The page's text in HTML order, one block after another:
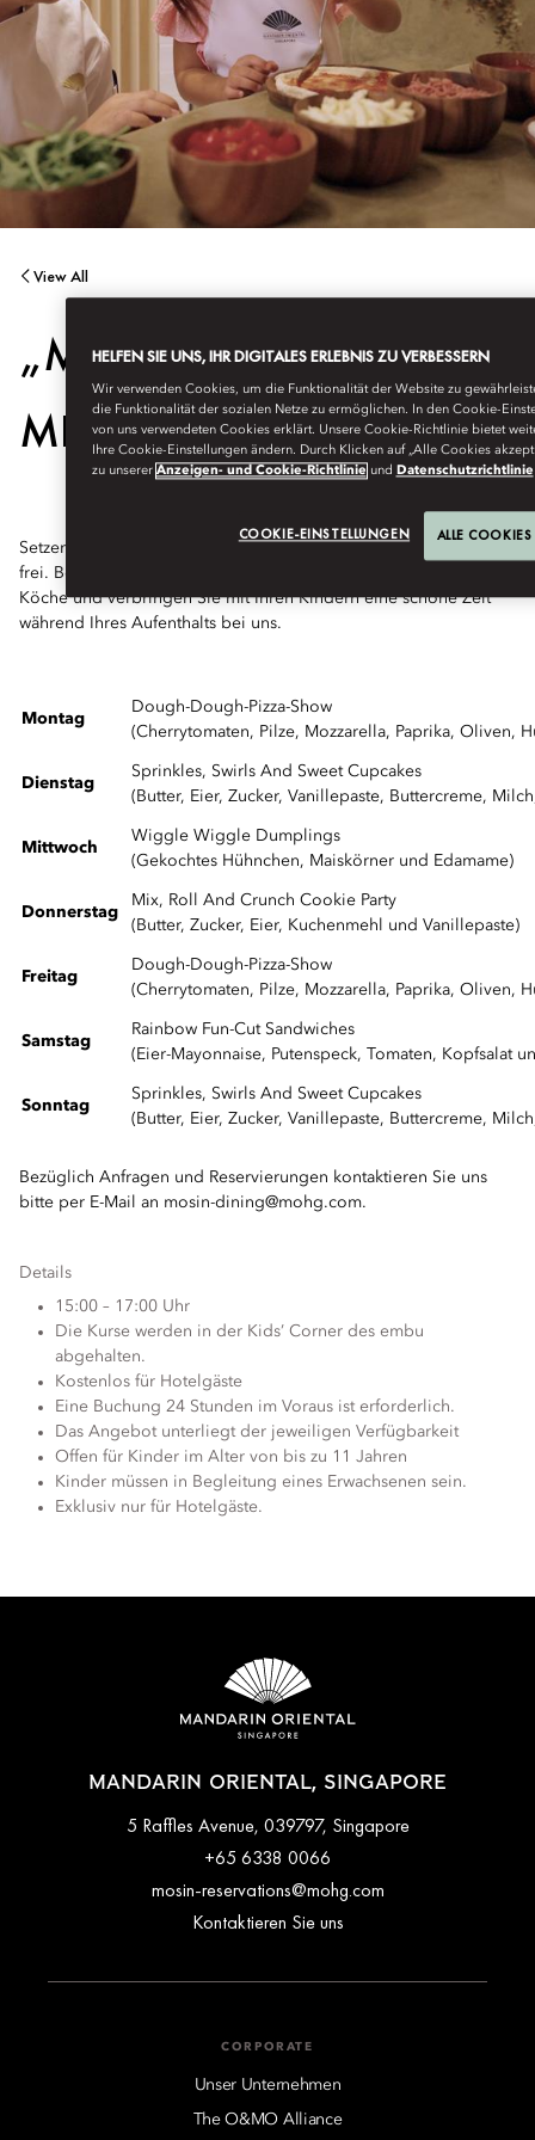
View All
„MO JUNIOR CHEF“-
MEISTERKURS
Setzen Sie das Potenzial Ihrer Kleinen beim Kochen und Backen
frei. Besuchen Sie unsere spannenden Kochkurse für Junior-
Köche und verbringen Sie mit Ihren Kindern eine schöne Zeit
während Ihres Aufenthalts bei uns.
Montag
Dough-Dough-Pizza-Show
(Cherrytomaten, Pilze, Mozzarella, Paprika, Oliven,
Dienstag
Sprinkles, Swirls And Sweet Cupcakes
(Butter, Eier, Zucker, Vanillepaste, Buttercreme,
Mittwoch
Wiggle Wiggle Dumplings
(Gekochtes Hühnchen, Maiskörner und Edamame)
Donnerstag
Mix, Roll And Crunch Cookie Party
(Butter, Zucker, Eier, Kuchenmehl und Vanillepaste)
Freitag
Dough-Dough-Pizza-Show
(Cherrytomaten, Pilze, Mozzarella, Paprika, Oliven,
Samstag
Rainbow Fun-Cut Sandwiches
(Eier-Mayonnaise, Putenspeck, Tomaten, Kopfsalat
Sonntag
Sprinkles, Swirls And Sweet Cupcakes
(Butter, Eier, Zucker, Vanillepaste, Buttercreme,
Bezüglich Anfragen und Reservierungen kontaktieren Sie uns
bitte per E-Mail an mosin-dining@mohg.com.
Details
15:00 – 17:00 Uhr
Die Kurse werden in der Kids’ Corner des embu
abgehalten.
Kostenlos für Hotelgäste
Eine Buchung 24 Stunden im Voraus ist erforderlich.
Das Angebot unterliegt der jeweiligen Verfügbarkeit
Offen für Kinder im Alter von bis zu 11 Jahren
Kinder müssen in Begleitung eines Erwachsenen sein.
Exklusiv nur für Hotelgäste.
MANDARIN ORIENTAL, SINGAPORE
5 Raffles Avenue, 039797, Singapore
+65 6338 0066
mosin-reservations@mohg.com
Kontaktieren Sie uns
CORPORATE
Unser Unternehmen
The O&MO Alliance
HELFEN SIE UNS, IHR DIGITALES ERLEBNIS ZU VERBESSERN
Wir verwenden Cookies, um die Funktionalität der Website zu
die Funktionalität der sozialen Netze zu ermöglichen. In den Cookie-
von uns verwendeten Cookies erklärt. Unsere Cookie-Richtlinie bietet
Ihre Cookie-Einstellungen ändern. Durch Klicken auf „Alle Cookies
zu unserer Anzeigen- und Cookie-Richtlinie und Datenschutzrichtlinie
COOKIE-EINSTELLUNGEN ALLE